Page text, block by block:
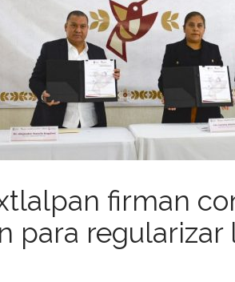
firman
para regularizar